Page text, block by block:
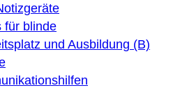
für blinde
und Ausbildung (B)